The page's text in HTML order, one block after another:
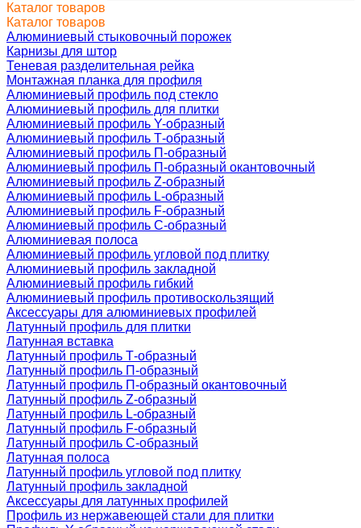
Каталог товаров
Каталог товаров
Алюминиевый стыковочный порожек
Карнизы для штор
Теневая разделительная рейка
Монтажная планка для профиля
Алюминиевый профиль под стекло
Алюминиевый профиль для плитки
Алюминиевый профиль Y-образный
Алюминиевый профиль Т-образный
Алюминиевый профиль П-образный
Алюминиевый профиль П-образный окантовочный
Алюминиевый профиль Z-образный
Алюминиевый профиль L-образный
Алюминиевый профиль F-образный
Алюминиевый профиль C-образный
Алюминиевая полоса
Алюминиевый профиль угловой под плитку
Алюминиевый профиль закладной
Алюминиевый профиль гибкий
Алюминиевый профиль противоскользящий
Аксессуары для алюминиевых профилей
Латунный профиль для плитки
Латунная вставка
Латунный профиль Т-образный
Латунный профиль П-образный
Латунный профиль П-образный окантовочный
Латунный профиль Z-образный
Латунный профиль L-образный
Латунный профиль F-образный
Латунный профиль C-образный
Латунная полоса
Латунный профиль угловой под плитку
Латунный профиль закладной
Аксессуары для латунных профилей
Профиль из нержавеющей стали для плитки